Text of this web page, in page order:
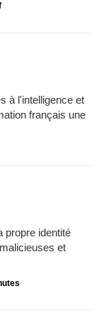
à l'intelligence et
français une
propre identité
et